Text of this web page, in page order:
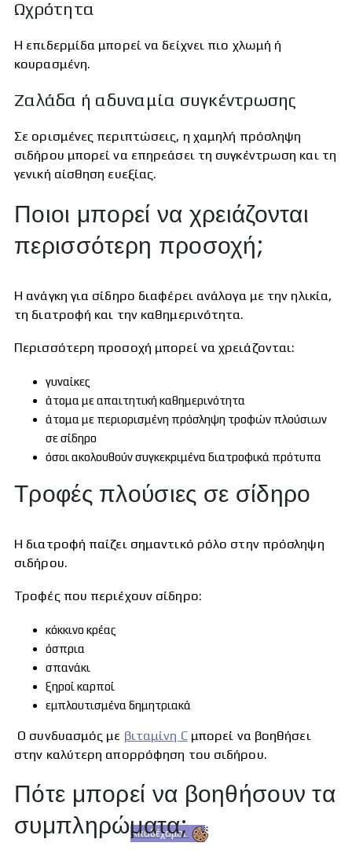
Αποδέχομαι
Ωχρότητα
Η επιδερμίδα μπορεί να δείχνει πιο χλωμή ή
κουρασμένη.
Ζαλάδα ή αδυναμία συγκέντρωσης
Σε ορισμένες περιπτώσεις, η χαμηλή πρόσληψη
σιδήρου μπορεί να επηρεάσει τη συγκέντρωση και τη
γενική αίσθηση ευεξίας.
Ποιοι μπορεί να χρειάζονται
περισσότερη προσοχή;
Η ανάγκη για σίδηρο διαφέρει ανάλογα με την ηλικία,
τη διατροφή και την καθημερινότητα.
Περισσότερη προσοχή μπορεί να χρειάζονται:
γυναίκες
άτομα με απαιτητική καθημερινότητα
άτομα με περιορισμένη πρόσληψη τροφών πλούσιων
σε σίδηρο
όσοι ακολουθούν συγκεκριμένα διατροφικά πρότυπα
Τροφές πλούσιες σε σίδηρο
Η διατροφή παίζει σημαντικό ρόλο στην πρόσληψη
σιδήρου.
Τροφές που περιέχουν σίδηρο:
κόκκινο κρέας
όσπρια
σπανάκι
ξηροί καρποί
εμπλουτισμένα δημητριακά
Ο συνδυασμός με βιταμίνη Cμπορεί να βοηθήσει
στην καλύτερη απορρόφηση του σιδήρου.
Πότε μπορεί να βοηθήσουν τα
συμπληρώματα;